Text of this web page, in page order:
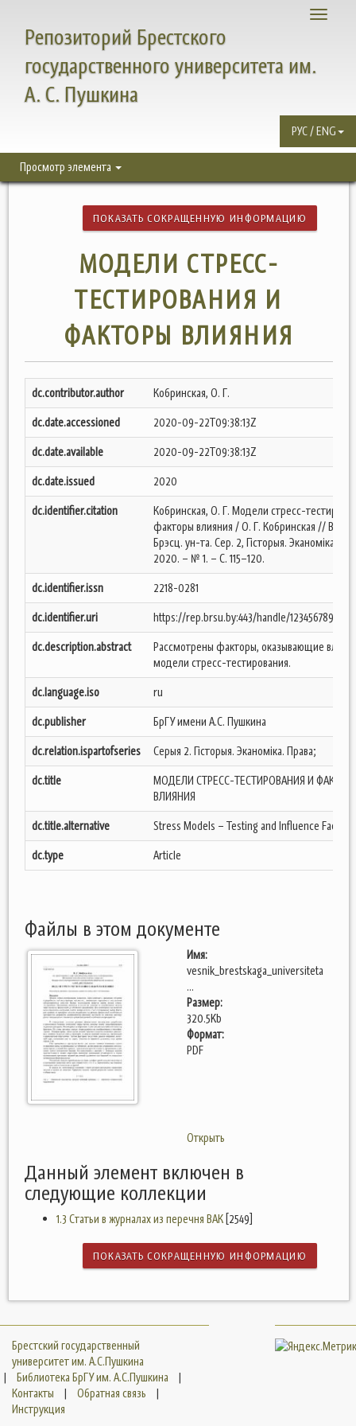
Toggle
Репозиторий Брестского
государственного университета им.
А. С. Пушкина
РУС / ENG
Просмотр элемента
ПОКАЗАТЬ СОКРАЩЕННУЮ ИНФОРМАЦИЮ
МОДЕЛИ СТРЕСС-
ТЕСТИРОВАНИЯ И
ФАКТОРЫ ВЛИЯНИЯ
dc.contributor.author
Кобринская, О. Г.
dc.date.accessioned
2020-09-22T09:38:13Z
dc.date.available
2020-09-22T09:38:13Z
dc.date.issued
2020
dc.identifier.citation
Кобринская, О. Г. Модели стресс-
факторы влияния / О. Г. Кобринская // Весн.
Брэсц. ун-та. Сер. 2, Гісторыя. Эканоміка.
2020. – № 1. – С. 115–120.
dc.identifier.issn
2218-0281
dc.identifier.uri
https://rep.brsu.by:443/handle/123456789/812
dc.description.abstract
Рассмотрены факторы, оказывающие
модели стресс-тестирования.
dc.language.iso
ru
dc.publisher
БрГУ имени А.С. Пушкина
dc.relation.ispartofseries
Серыя 2. Гісторыя. Эканоміка. Права;
dc.title
МОДЕЛИ СТРЕСС-ТЕСТИРОВАНИЯ И
ВЛИЯНИЯ
dc.title.alternative
Stress Models – Testing and Influence Factors
dc.type
Article
Файлы в этом документе
Имя:
vesnik_brestskaga_universiteta
...
Размер:
320.5Kb
Формат:
PDF
Открыть
Данный элемент включен в
следующие коллекции
1.3 Статьи в журналах из перечня ВАК [2549]
ПОКАЗАТЬ СОКРАЩЕННУЮ ИНФОРМАЦИЮ
Брестский государственный
университет им. А.С.Пушкина
|
Библиотека БрГУ им. А.С.Пушкина
|
Контакты
| Обратная связь
|
Инструкция